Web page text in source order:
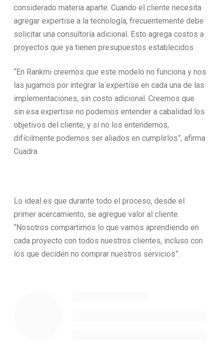
considerado materia aparte. Cuando el cliente necesita
agregar expertise a la tecnología, frecuentemente debe
solicitar una consultoría adicional. Esto agrega costos a
proyectos que ya tienen presupuestos establecidos.
“En Rankmi creemos que este modelo no funciona y nos
las jugamos por integrar la expertise en cada una de las
implementaciones, sin costo adicional. Creemos que
sin esa expertise no podemos entender a cabalidad los
objetivos del cliente, y si no los entendemos,
difícilmente podemos ser aliados en cumplirlos”, afirma
Cuadra.
Lo ideal es que durante todo el proceso, desde el
primer acercamiento, se agregue valor al cliente.
“Nosotros compartimos lo que vamos aprendiendo en
cada proyecto con todos nuestros clientes, incluso con
los que deciden no comprar nuestros servicios”.